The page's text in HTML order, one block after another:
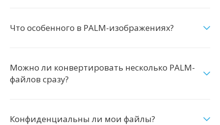
Что особенного в PALM-изображениях?
Можно ли конвертировать несколько PALM-
файлов сразу?
Конфиденциальны ли мои файлы?